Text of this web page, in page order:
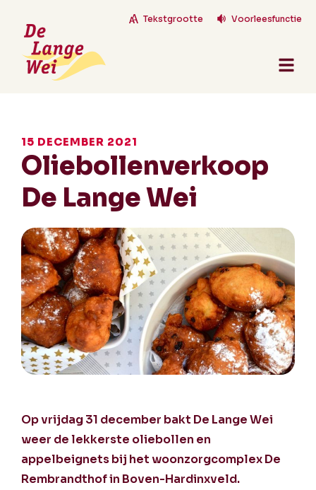
Tekstgrootte Voorleesfunctie
15 DECEMBER 2021
Oliebollenverkoop
De Lange Wei
Op vrijdag 31 december bakt De Lange Wei
weer de lekkerste oliebollen en
appelbeignets bij het woonzorgcomplex De
Rembrandthof in Boven-Hardinxveld.